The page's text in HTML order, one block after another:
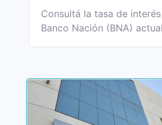
Consultá la tasa de
Banco Nación (BNA)